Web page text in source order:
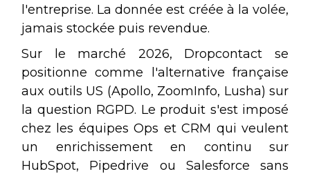
l'entreprise. La donnée est créée à la volée,
jamais stockée puis revendue.
Sur le marché 2026, Dropcontact se
positionne comme l'alternative française
aux outils US (Apollo, ZoomInfo, Lusha) sur
la question RGPD. Le produit s'est imposé
chez les équipes Ops et CRM qui veulent
un enrichissement en continu sur
HubSpot, Pipedrive ou Salesforce sans